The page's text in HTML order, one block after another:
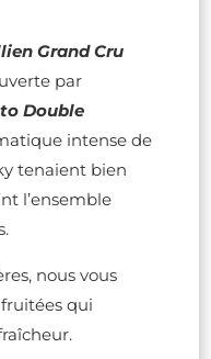
Grand Cru
par
Double
intense de
tenaient bien
l’ensemble
nous vous
qui